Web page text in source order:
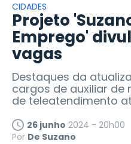
CIDADES
Projeto
Emprego'
vagas
Destaques da
cargos de auxiliar de
de teleatendimento
26 junho 2024 - 20h00
Por De Suzano